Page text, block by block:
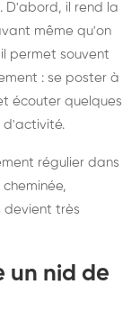
D'abord, il rend la
même qu'on
permet souvent
: se poster à
écouter quelques
d'activité.
régulier dans
devient très
un nid de